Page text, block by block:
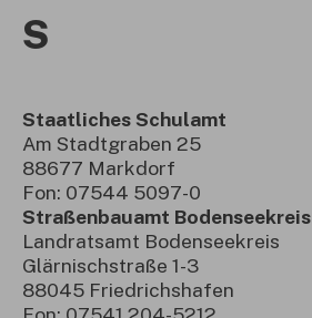
S
Staatliches Schulamt
Am Stadtgraben 25
88677 Markdorf
Fon: 07544 5097-0
Straßenbauamt Bodenseekreis
Landratsamt Bodenseekreis
Glärnischstraße 1-3
88045 Friedrichshafen